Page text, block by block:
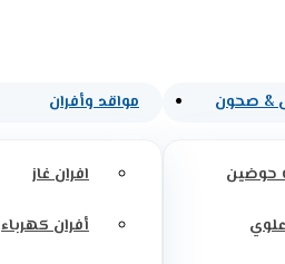
& صحون
حوضين
مواقد وأفران
افران غاز
أفران كهرباء